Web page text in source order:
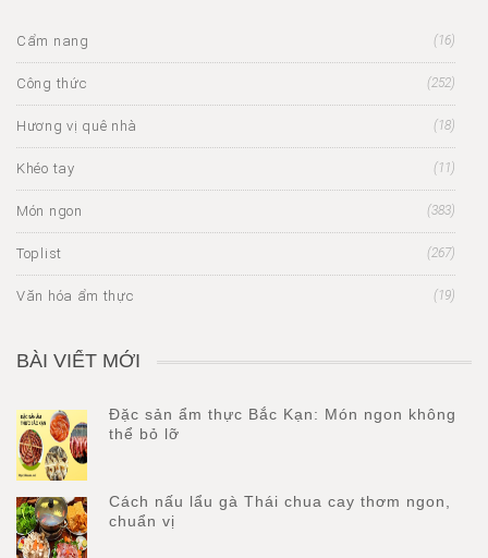
Cẩm nang (16)
Công thức (252)
Hương vị quê nhà (18)
Khéo tay (11)
Món ngon (383)
Toplist (267)
Văn hóa ẩm thực (19)
BÀI VIẾT MỚI
Đặc sản ẩm thực Bắc Kạn: Món ngon không
thể bỏ lỡ
Cách nấu lẩu gà Thái chua cay thơm ngon,
chuẩn vị